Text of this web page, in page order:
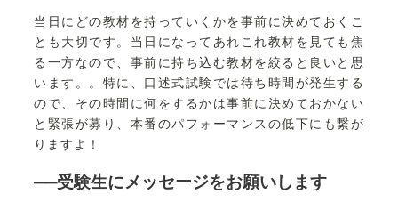
当日にどの教材を持っていくかを事前に決めておくこ
とも大切です。当日になってあれこれ教材を見ても焦
る一方なので、事前に持ち込む教材を絞ると良いと思
います。。特に、口述式試験では待ち時間が発生する
ので、その時間に何をするかは事前に決めておかない
と緊張が募り、本番のパフォーマンスの低下にも繋が
りますよ！
──受験生にメッセージをお願いします